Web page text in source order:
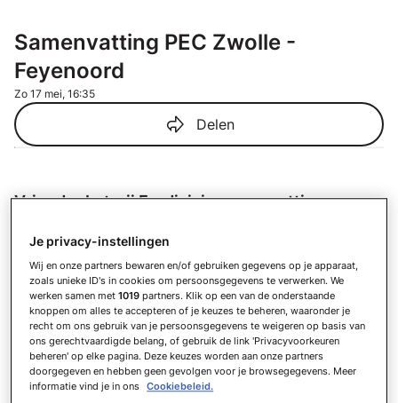
Samenvatting PEC Zwolle -
Feyenoord
Zo 17 mei, 16:35
Delen
VriendenLoterij Eredivisie samenvattingen
Za 8 augustus
Samenvatting PSV - Fortuna Sittard
Za 8 augustus
Samenvatting Go Ahead Eagles -
Willem II
Za 8 augustus
Samenvatting N.E.C. - Telstar
Je privacy-instellingen
Wij en onze partners bewaren en/of gebruiken gegevens op je apparaat,
zoals unieke ID's in cookies om persoonsgegevens te verwerken. We
werken samen met1019 partners. Klik op een van de onderstaande
knoppen om alles te accepteren of je keuzes te beheren, waaronder je
recht om ons gebruik van je persoonsgegevens te weigeren op basis van
ons gerechtvaardigde belang, of gebruik de link 'Privacyvoorkeuren
beheren' op elke pagina. Deze keuzes worden aan onze partners
doorgegeven en hebben geen gevolgen voor je browsegegevens. Meer
informatie vind je in ons Cookiebeleid.